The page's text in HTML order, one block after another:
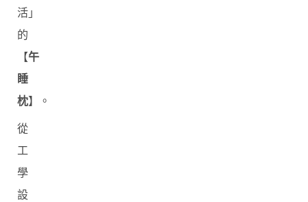
活」
的
【午
睡
枕】。
從
工
學
設